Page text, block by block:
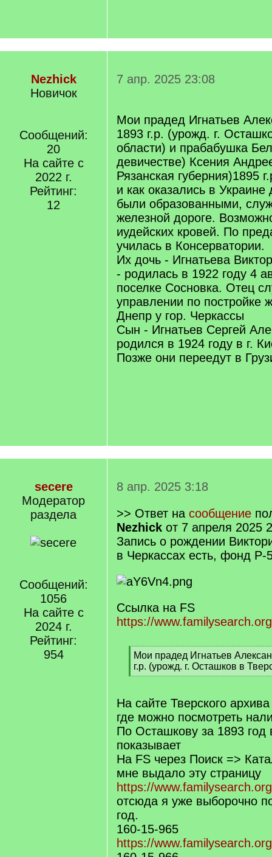
Nezhick
Новичок
Сообщений:
20
На сайте с
2022 г.
Рейтинг:
12
7 апр. 2025 23:08
Мои прадед Игнатьев
1893 г.р. (урожд. г.
области) и прабабушка
девичестве) Ксения
Рязанская губерния)1895
и как оказались в
были образованными,
железной дороге.
иудейских кровей. По
училась в Консерватории.
Их дочь - Игнатьева
- родилась в 1922 году 4
поселке Сосновка. Отец
управлении по постройке
Днепр у гор. Черкассы
Сын - Игнатьев Сергей
родился в 1924 году в г.
Позже они переедут в
secere
Модератор
раздела
Сообщений:
1056
На сайте с
2024 г.
Рейтинг:
954
8 апр. 2025 3:18
>> Ответ на сообщение
Nezhick от 7 апреля 2025
Запись о рождении
в Черкассах есть, фонд
Ссылка на FS
https://
[
q
]
Мои прадед Игнатьев
г.р. (урожд. г. Осташков в
[
q
На сайте Тверского архива
где можно посмотреть
По Осташкову за 1893 год
показывает
На FS через Поиск =>
мне выдало эту страницу
https://
отсюда я уже выборочно
год.
160-15-965
https://